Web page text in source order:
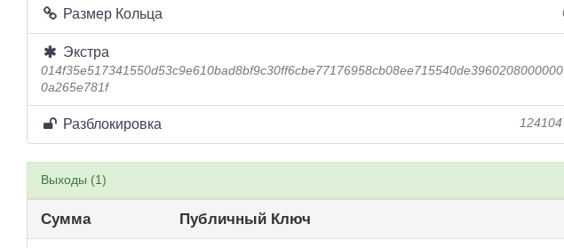
Размер Кольца
Экстра
014f35e517341550d53c9e610bad8bf9c30ff6cbe77176958cb08ee715540de3960208000000
0a265e781f
Разблокировка
Выходы (1)
Сумма Публичный Ключ